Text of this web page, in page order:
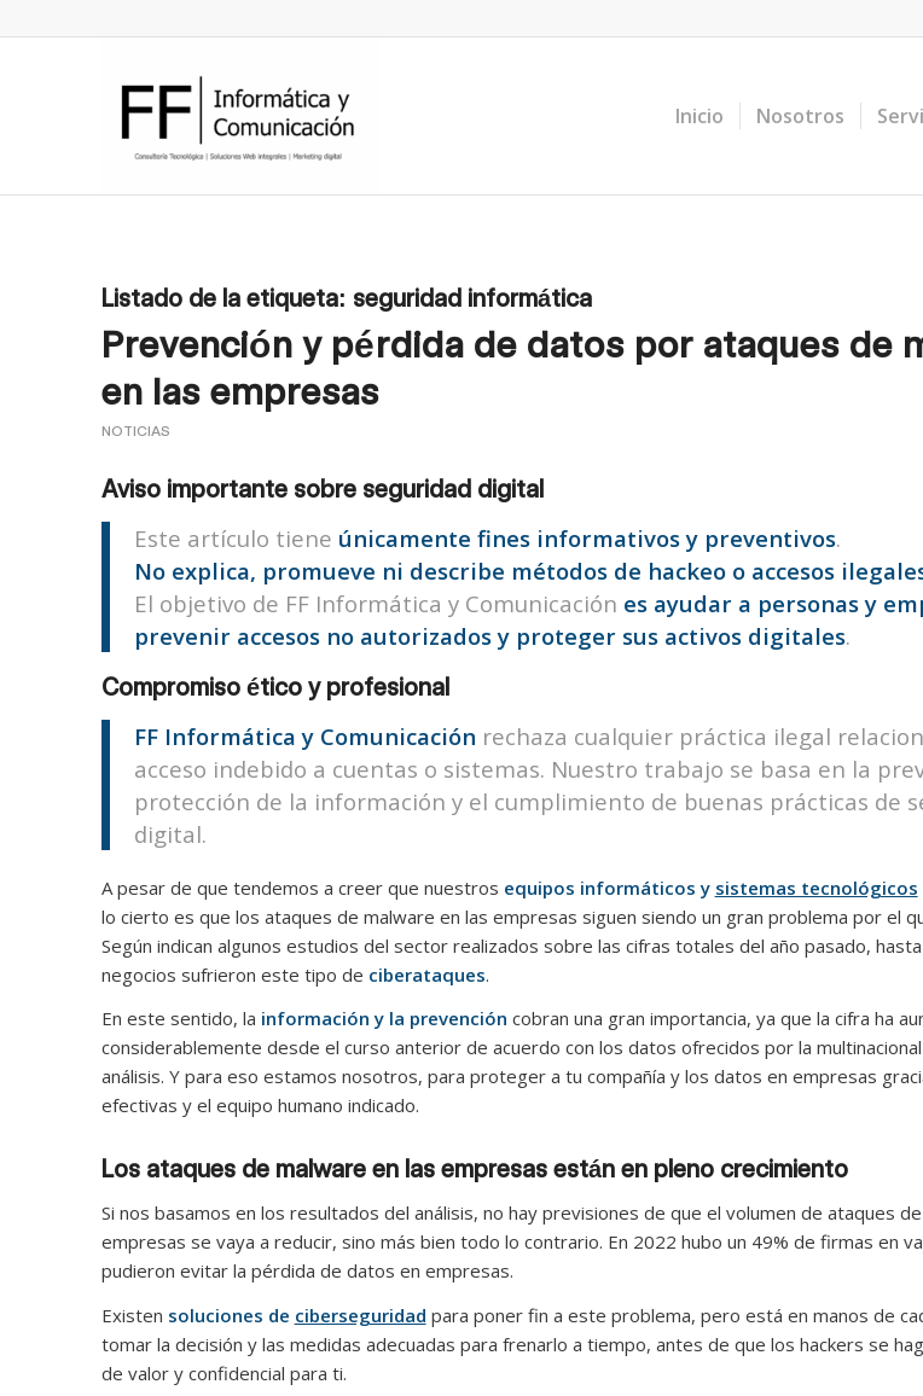
Inicio Nosotros
Listado de la etiqueta: seguridad informática
Prevención y pérdida de datos por ataques de
en las empresas
NOTICIAS
Aviso importante sobre seguridad digital
Este artículo tiene únicamente fines informativos y preventivos.
No explica, promueve ni describe métodos de hackeo o accesos
El objetivo de FF Informática y Comunicación es ayudar a personas y
prevenir accesos no autorizados y proteger sus activos digitales.
Compromiso ético y profesional
FF Informática y Comunicación rechaza cualquier práctica ilegal
acceso indebido a cuentas o sistemas. Nuestro trabajo se basa en la
protección de la información y el cumplimiento de buenas prácticas de
digital.
A pesar de que tendemos a creer que nuestros equipos informáticos y sistemas tecnológicos
lo cierto es que los ataques de malware en las empresas siguen siendo un gran problema por el
Según indican algunos estudios del sector realizados sobre las cifras totales del año pasado,
negocios sufrieron este tipo de ciberataques.
En este sentido, la información y la prevención cobran una gran importancia, ya que la cifra ha
considerablemente desde el curso anterior de acuerdo con los datos ofrecidos por la
análisis. Y para eso estamos nosotros, para proteger a tu compañía y los datos en empresas
efectivas y el equipo humano indicado.
Los ataques de malware en las empresas están en pleno crecimiento
Si nos basamos en los resultados del análisis, no hay previsiones de que el volumen de ataques
empresas se vaya a reducir, sino más bien todo lo contrario. En 2022 hubo un 49% de firmas en
pudieron evitar la pérdida de datos en empresas.
Existen soluciones de ciberseguridad para poner fin a este problema, pero está en manos de
tomar la decisión y las medidas adecuadas para frenarlo a tiempo, antes de que los hackers se
de valor y confidencial para ti.